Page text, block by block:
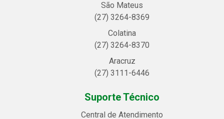
São Mateus
(27) 3264-8369
Colatina
(27) 3264-8370
Aracruz
(27) 3111-6446
Suporte Técnico
Central de Atendimento